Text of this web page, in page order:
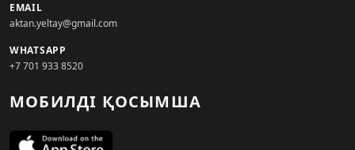
EMAIL
aktan.yeltay@gmail.com
WHATSAPP
+7 701 933 8520
МОБИЛДІ ҚОСЫМША